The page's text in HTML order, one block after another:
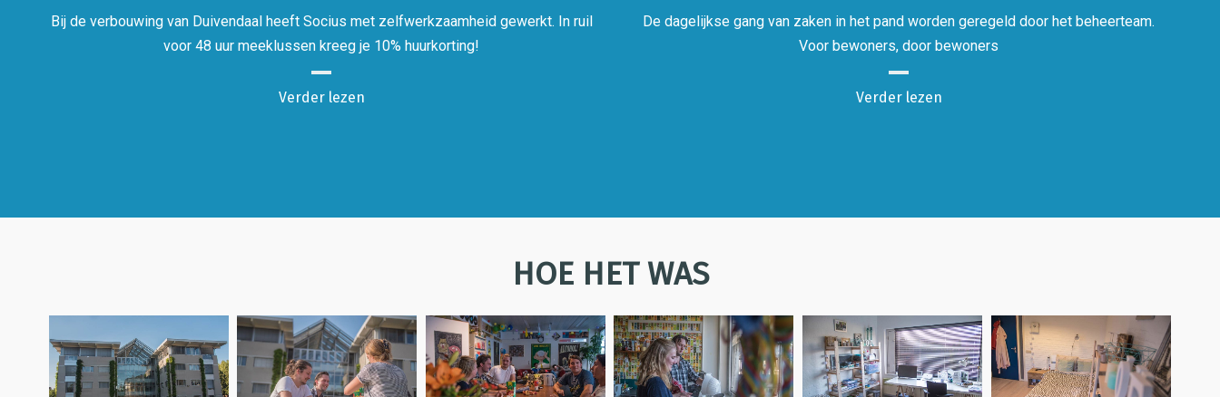
Bij de verbouwing van Duivendaal heeft Socius met zelfwerkzaamheid gewerkt. In ruil
voor 48 uur meeklussen kreeg je 10% huurkorting!
Verder lezen
De dagelijkse gang van zaken in het pand worden geregeld door het beheerteam.
Voor bewoners, door bewoners
Verder lezen
HOE HET WAS